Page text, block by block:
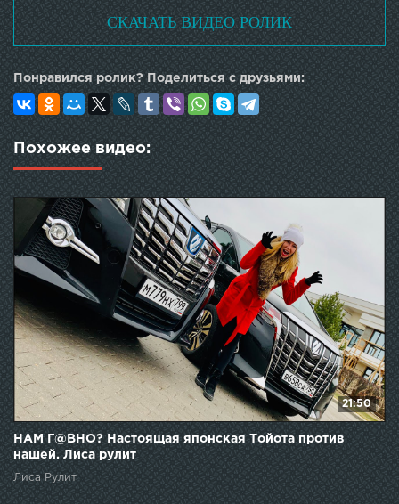
СКАЧАТЬ ВИДЕО РОЛИК
Понравился ролик? Поделиться с друзьями:
Похожее видео:
21:50
НАМ Г@ВНО? Настоящая японская Тойота против
нашей. Лиса рулит
Лиса Рулит